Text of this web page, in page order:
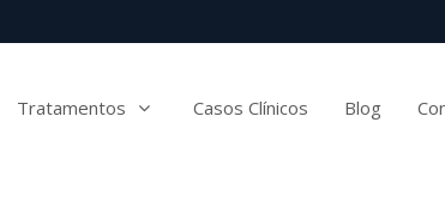
Tratamentos Casos Clínicos Blog